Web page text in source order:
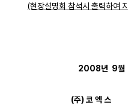
(현장설명회 참석시 출력하여
2008년  9월
                               (주) 코 엑 스